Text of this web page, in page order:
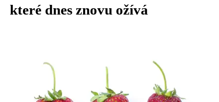
které dnes znovu ožívá